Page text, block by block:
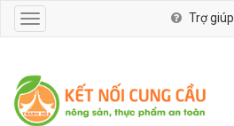
Toggle
navigation
Trợ giúp